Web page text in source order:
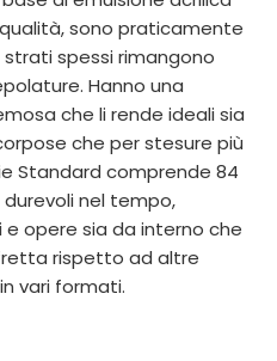
sono praticamente
spessi rimangono
Hanno una
che li rende ideali sia
che per stesure più
Standard comprende 84
nel tempo,
opere sia da interno che
rispetto ad altre
vari formati.